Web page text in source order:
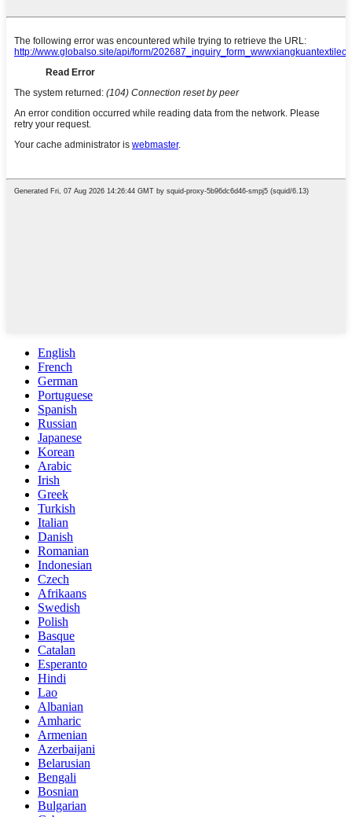
English
French
German
Portuguese
Spanish
Russian
Japanese
Korean
Arabic
Irish
Greek
Turkish
Italian
Danish
Romanian
Indonesian
Czech
Afrikaans
Swedish
Polish
Basque
Catalan
Esperanto
Hindi
Lao
Albanian
Amharic
Armenian
Azerbaijani
Belarusian
Bengali
Bosnian
Bulgarian